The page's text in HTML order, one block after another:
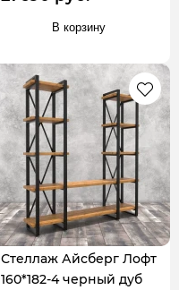
В корзину
Стеллаж Айсберг Лофт
160*182-4 черный дуб